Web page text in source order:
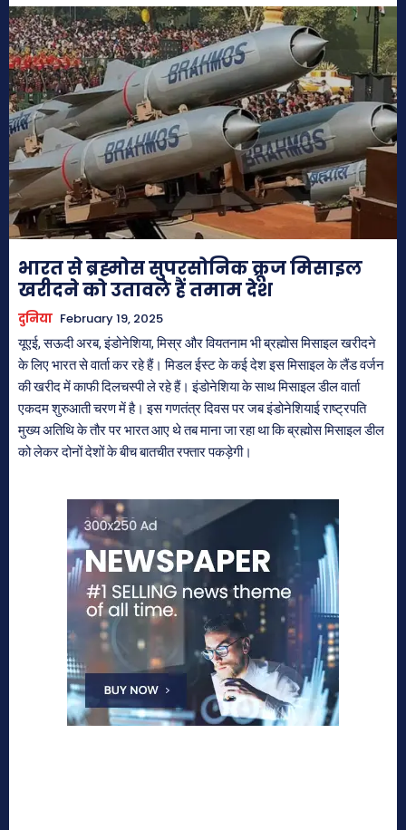
भारत से ब्रह्मोस सुपरसोनिक क्रूज मिसाइल
खरीदने को उतावले हैं तमाम देश
दुनिया February 19, 2025
यूएई, सऊदी अरब, इंडोनेशिया, मिस्र और वियतनाम भी ब्रह्मोस मिसाइल खरीदने
के लिए भारत से वार्ता कर रहे हैं। मिडल ईस्ट के कई देश इस मिसाइल के लैंड वर्जन
की खरीद में काफी दिलचस्पी ले रहे हैं। इंडोनेशिया के साथ मिसाइल डील वार्ता
एकदम शुरुआती चरण में है। इस गणतंत्र दिवस पर जब इंडोनेशियाई राष्ट्रपति
मुख्य अतिथि के तौर पर भारत आए थे तब माना जा रहा था कि ब्रह्मोस मिसाइल डील
को लेकर दोनों देशों के बीच बातचीत रफ्तार पकड़ेगी।